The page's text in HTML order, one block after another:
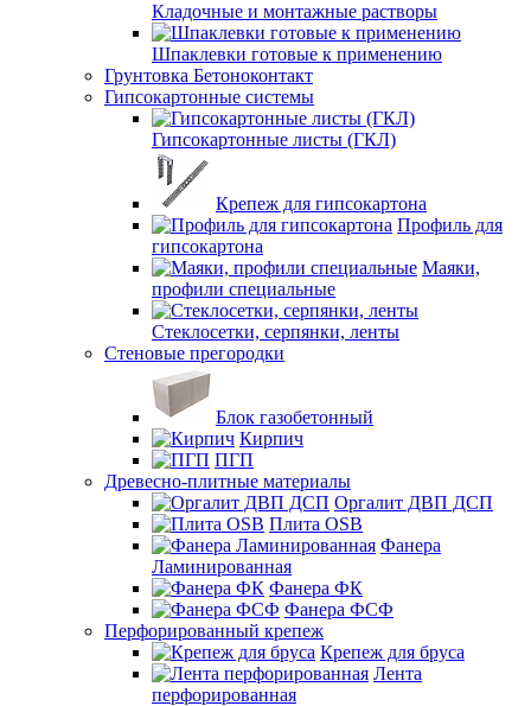
Кладочные и монтажные растворы
Шпаклевки готовые к применению
Грунтовка Бетоноконтакт
Гипсокартонные системы
Гипсокартонные листы (ГКЛ)
Крепеж для гипсокартона
Профиль для
гипсокартона
Маяки,
профили специальные
Стеклосетки, серпянки, ленты
Стеновые прегородки
Блок газобетонный
Кирпич
ПГП
Древесно-плитные материалы
Оргалит ДВП ДСП
Плита OSB
Фанера
Ламинированная
Фанера ФК
Фанера ФСФ
Перфорированный крепеж
Крепеж для бруса
Лента
перфорированная